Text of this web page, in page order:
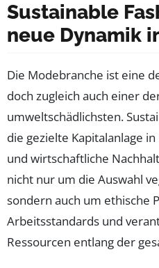
Sustainable
neue Dynamik
Die Modebranche ist eine
doch zugleich auch einer
umweltschädlichsten.
die gezielte Kapitalanlage
und wirtschaftliche
nicht nur um die Auswahl
sondern auch um ethische
Arbeitsstandards und
Ressourcen entlang der